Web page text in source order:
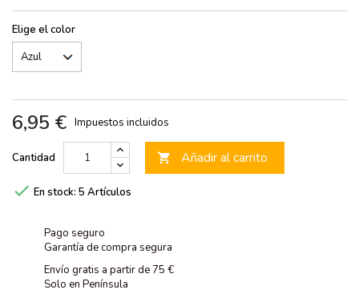
Elige el color
6,95 € Impuestos incluidos
Cantidad  Añadir al carrito
 En stock: 5 Artículos
Pago seguro
Garantía de compra segura
Envío gratis a partir de 75 €
Solo en Península